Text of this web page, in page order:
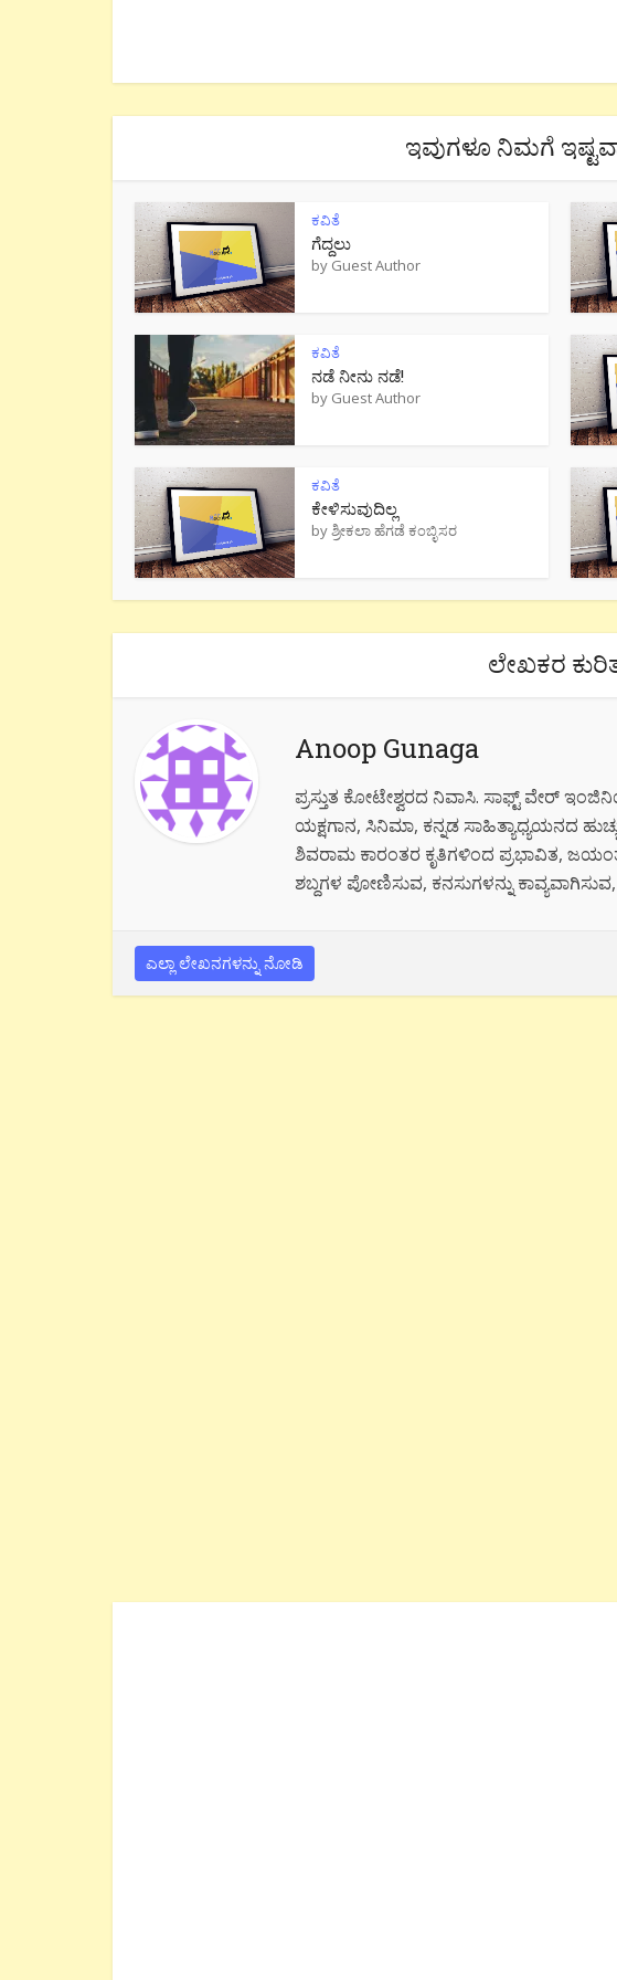
ಇವುಗಳೂ ನಿಮಗೆ
ಕವಿತೆ
ಗೆದ್ದಲು
by Guest Author
ಕವಿತೆ
ನಡೆ ನೀನು‌ ನಡೆ!
by Guest Author
ಕವಿತೆ
ಕೇಳಿಸುವುದಿಲ್ಲ
byಶ್ರೀಕಲಾ ಹೆಗಡೆ ಕಂಬ್ಳಿಸರ
ಲೇಖಕರ
Anoop Gunaga
ಪ್ರಸ್ತುತ ಕೋಟೇಶ್ವರದ ನಿವಾಸಿ. ಸಾಫ್ಟ್ ವೇರ್
ಯಕ್ಷಗಾನ, ಸಿನಿಮಾ, ಕನ್ನಡ ಸಾಹಿತ್ಯಾಧ್ಯಯನದ
ಶಿವರಾಮ ಕಾರಂತರ ಕೃತಿಗಳಿಂದ ಪ್ರಭಾವಿತ,
ಶಬ್ದಗಳ ಪೋಣಿಸುವ, ಕನಸುಗಳನ್ನು
ಎಲ್ಲಾ ಲೇಖನಗಳನ್ನು ನೋಡಿ